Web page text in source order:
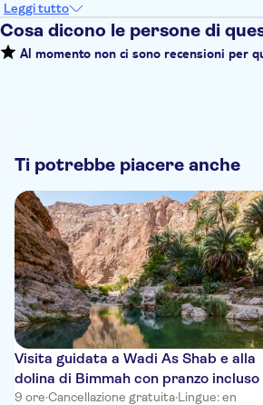
Leggi tutto
Cosa dicono le persone di
Al momento non ci sono recensioni per
Ti potrebbe piacere anche
Visita guidata a Wadi As Shab e alla
dolina di Bimmah con pranzo incluso
9 ore·Cancellazione gratuita·Lingue: en